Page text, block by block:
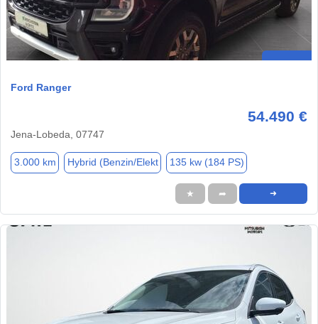
Ford Ranger
54.490 €
Jena-Lobeda, 07747
3.000 km Hybrid (Benzin/Elekt 135 kw (184 PS)
★ ➦ ➜